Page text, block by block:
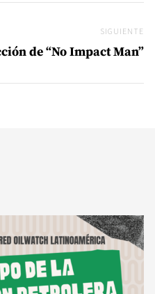
SIGUIENTE
de “No Impact Man”